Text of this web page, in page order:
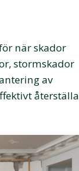
när skador
stormskador
av
återställa